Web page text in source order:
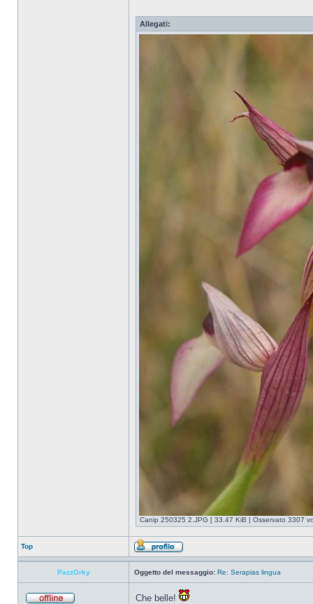
Allegati:
Canip 250325 2.JPG [ 33.47 KiB | Osservato 3307
Top
PazzOrky Oggetto del messaggio: Re: Serapias lingua
Che belle!